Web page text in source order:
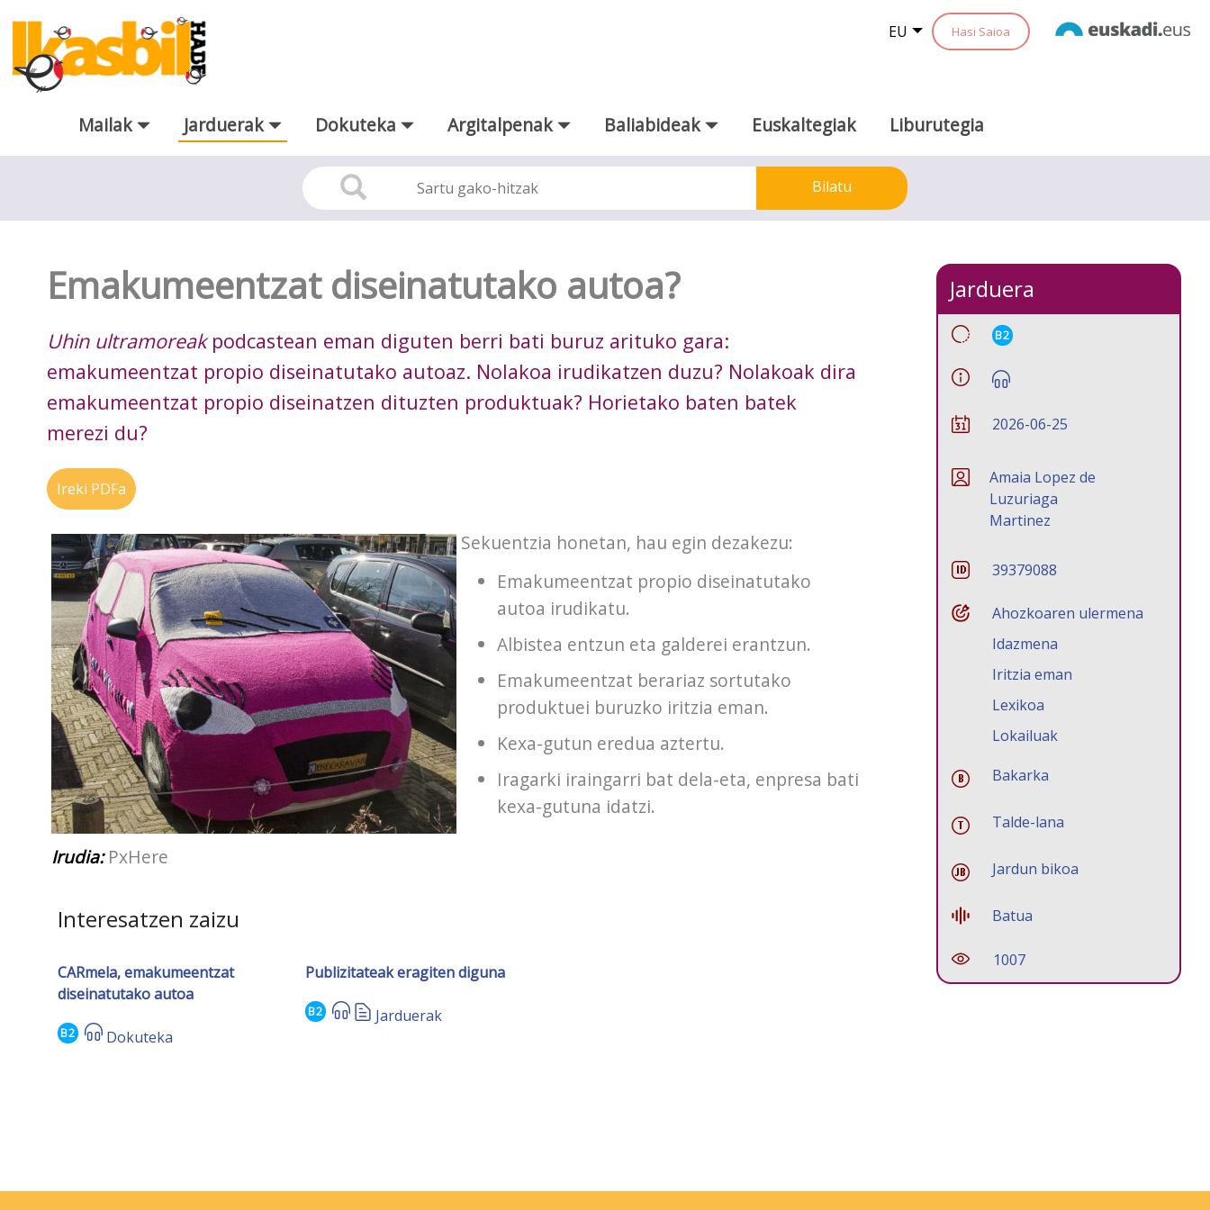
Eduki nagusira joan
EU Hasi Saioa
Mailak Jarduerak Dokuteka Argitalpenak Baliabideak Euskaltegiak Liburutegia
Bilatu
Emakumeentzat diseinatutako autoa?
Uhin ultramoreakpodcastean eman diguten berri bati buruz arituko gara:
emakumeentzat propio diseinatutako autoaz. Nolakoa irudikatzen duzu? Nolakoak dira
emakumeentzat propio diseinatzen dituzten produktuak? Horietako baten batek
merezi du?
Ireki PDFa
Sekuentzia honetan, hau egin dezakezu:
Emakumeentzat propio diseinatutako
autoa irudikatu.
Albistea entzun eta galderei erantzun.
Emakumeentzat berariaz sortutako
produktuei buruzko iritzia eman.
Kexa-gutun eredua aztertu.
Iragarki iraingarri bat dela-eta, enpresa bati
kexa-gutuna idatzi.
Irudia:PxHere
Interesatzen zaizu
CARmela, emakumeentzat
diseinatutako autoa
B2 Dokuteka
Publizitateak eragiten diguna
B2 Jarduerak
Jarduera
B2
2026-06-25
Amaia Lopez de
Luzuriaga
Martinez
39379088
Ahozkoaren ulermena
Idazmena
Iritzia eman
Lexikoa
Lokailuak
Bakarka
Talde-lana
Jardun bikoa
Batua
1007